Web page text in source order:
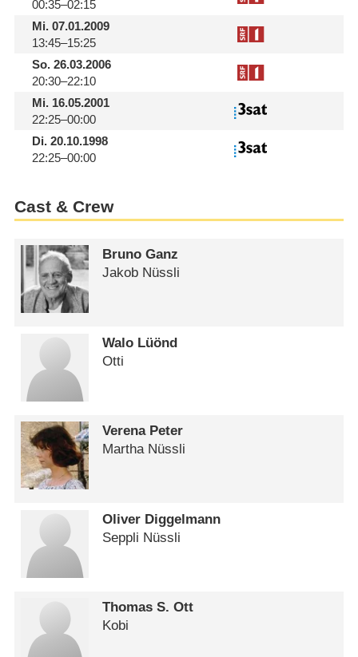
00:35–02:15
Mi.07.01.2009
13:45–15:25
So.26.03.2006
20:30–22:10
Mi.16.05.2001
22:25–00:00
Di.20.10.1998
22:25–00:00
Cast & Crew
Bruno Ganz
Jakob Nüssli
Walo Lüönd
Otti
Verena Peter
Martha Nüssli
Oliver Diggelmann
Seppli Nüssli
Thomas S. Ott
Kobi